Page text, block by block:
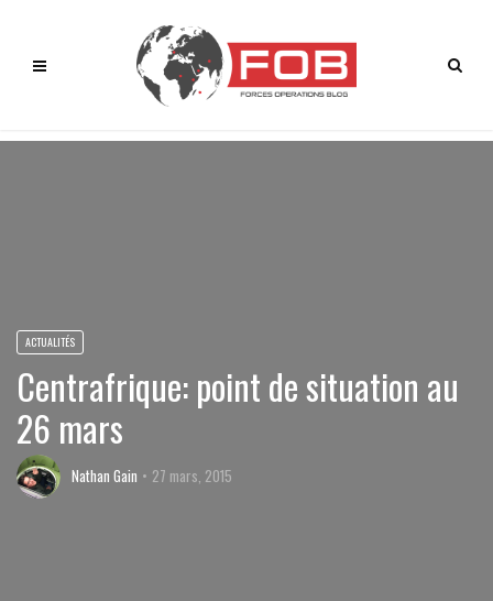
ACTUALITÉS
Centrafrique: point de situation au
26 mars
Nathan Gain 27 mars, 2015